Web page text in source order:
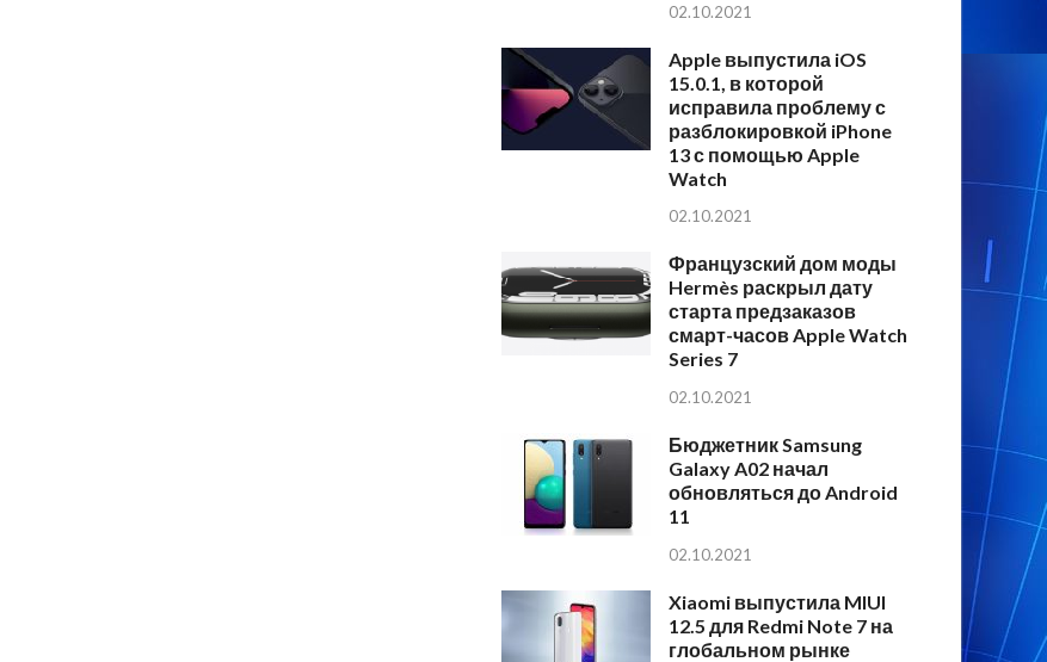
02.10.2021
Apple выпустила iOS
15.0.1, в которой
исправила проблему с
разблокировкой iPhone
13 с помощью Apple
Watch
02.10.2021
Французский дом моды
Hermès раскрыл дату
старта предзаказов
смарт-часов Apple Watch
Series 7
02.10.2021
Бюджетник Samsung
Galaxy A02 начал
обновляться до Android
11
02.10.2021
Xiaomi выпустила MIUI
12.5 для Redmi Note 7 на
глобальном рынке